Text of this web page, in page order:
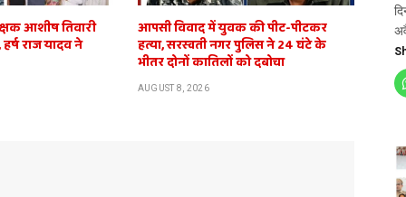
आशीष तिवारी
हर्ष राज यादव ने
आपसी विवाद में युवक की पीट-पीटकर
हत्या, सरस्वती नगर पुलिस ने 24 घंटे के
भीतर दोनों कातिलों को दबोचा
AUGUST 8, 2026